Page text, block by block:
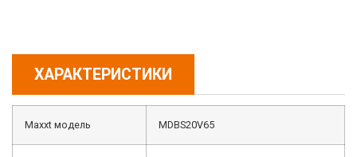
ХАРАКТЕРИСТИКИ
Maxxt модель MDBS20V65